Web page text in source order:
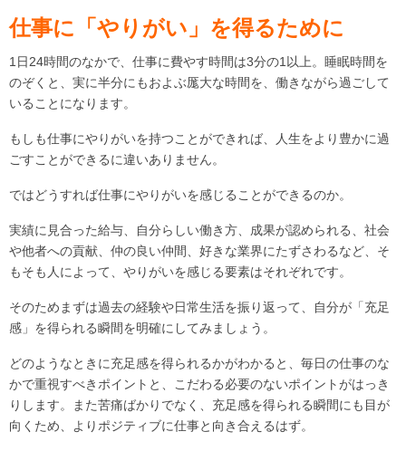
仕事に「やりがい」を得るために
1日24時間のなかで、仕事に費やす時間は3分の1以上。睡眠時間を
のぞくと、実に半分にもおよぶ厖大な時間を、働きながら過ごして
いることになります。
もしも仕事にやりがいを持つことができれば、人生をより豊かに過
ごすことができるに違いありません。
ではどうすれば仕事にやりがいを感じることができるのか。
実績に見合った給与、自分らしい働き方、成果が認められる、社会
や他者への貢献、仲の良い仲間、好きな業界にたずさわるなど、そ
もそも人によって、やりがいを感じる要素はそれぞれです。
そのためまずは過去の経験や日常生活を振り返って、自分が「充足
感」を得られる瞬間を明確にしてみましょう。
どのようなときに充足感を得られるかがわかると、毎日の仕事のな
かで重視すべきポイントと、こだわる必要のないポイントがはっき
りします。また苦痛ばかりでなく、充足感を得られる瞬間にも目が
向くため、よりポジティブに仕事と向き合えるはず。